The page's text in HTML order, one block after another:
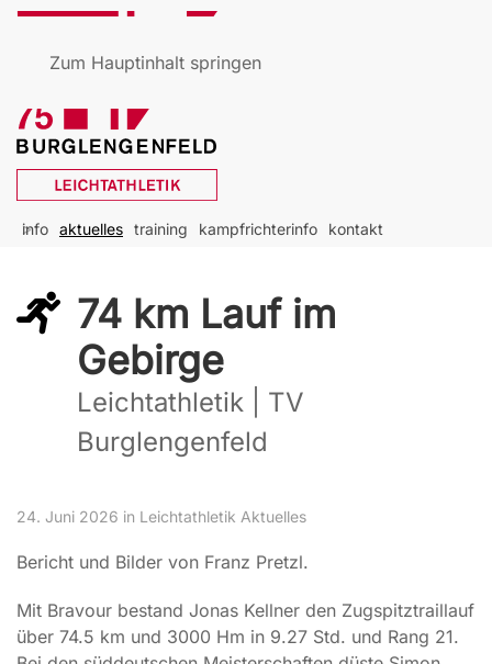
Zum Hauptinhalt springen
info aktuelles training kampfrichterinfo kontakt
74 km Lauf im
Gebirge
Leichtathletik | TV
Burglengenfeld
24. Juni 2026 in Leichtathletik Aktuelles
Bericht und Bilder von Franz Pretzl.
Mit Bravour bestand Jonas Kellner den Zugspitztraillauf
über 74.5 km und 3000 Hm in 9.27 Std. und Rang 21.